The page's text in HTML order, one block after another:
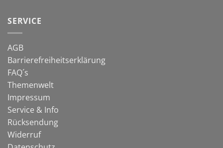
SERVICE
AGB
Barrierefreiheitserklärung
FAQ´s
Themenwelt
Impressum
Service & Info
Rücksendung
Widerruf